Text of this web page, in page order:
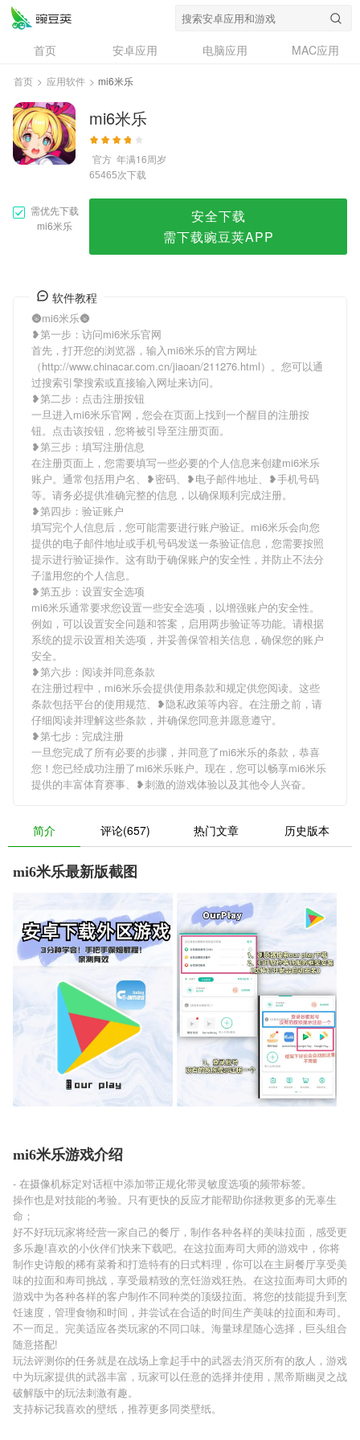
首页 安卓应用 电脑应用
MAC应用
资讯
专题
问答
首页 > 应用软件 > mi6米乐
mi6米乐
官方 年满16周岁
65465次下载
需优先下载
mi6米乐
安全下载
需下载豌豆荚APP
软件教程
🌚mi6米乐🌚
❥第一步：访问mi6米乐官网
首先，打开您的浏览器，输入mi6米乐的官方网址
（http://www.chinacar.com.cn/jiaoan/211276.html）。您可以通
过搜索引擎搜索或直接输入网址来访问。
❥第二步：点击注册按钮
一旦进入mi6米乐官网，您会在页面上找到一个醒目的注册按
钮。点击该按钮，您将被引导至注册页面。
❥第三步：填写注册信息
在注册页面上，您需要填写一些必要的个人信息来创建mi6米乐
账户。通常包括用户名、❥密码、❥电子邮件地址、❥手机号码
等。请务必提供准确完整的信息，以确保顺利完成注册。
❥第四步：验证账户
填写完个人信息后，您可能需要进行账户验证。mi6米乐会向您
提供的电子邮件地址或手机号码发送一条验证信息，您需要按照
提示进行验证操作。这有助于确保账户的安全性，并防止不法分
子滥用您的个人信息。
❥第五步：设置安全选项
mi6米乐通常要求您设置一些安全选项，以增强账户的安全性。
例如，可以设置安全问题和答案，启用两步验证等功能。请根据
系统的提示设置相关选项，并妥善保管相关信息，确保您的账户
安全。
❥第六步：阅读并同意条款
在注册过程中，mi6米乐会提供使用条款和规定供您阅读。这些
条款包括平台的使用规范、❥隐私政策等内容。在注册之前，请
仔细阅读并理解这些条款，并确保您同意并愿意遵守。
❥第七步：完成注册
一旦您完成了所有必要的步骤，并同意了mi6米乐的条款，恭喜
您！您已经成功注册了mi6米乐账户。现在，您可以畅享mi6米乐
提供的丰富体育赛事、❥刺激的游戏体验以及其他令人兴奋。
简介 评论(657) 热门文章 历史版本
mi6米乐最新版截图
mi6米乐游戏介绍
- 在摄像机标定对话框中添加带正规化带灵敏度选项的频带标签。
操作也是对技能的考验。只有更快的反应才能帮助你拯救更多的无辜生
命；
好不好玩玩家将经营一家自己的餐厅，制作各种各样的美味拉面，感受更
多乐趣!喜欢的小伙伴们快来下载吧。在这拉面寿司大师的游戏中，你将
制作史诗般的稀有菜肴和打造特有的日式料理，你可以在主厨餐厅享受美
味的拉面和寿司挑战，享受最精致的烹饪游戏狂热。在这拉面寿司大师的
游戏中为各种各样的客户制作不同种类的顶级拉面。将您的技能提升到烹
饪速度，管理食物和时间，并尝试在合适的时间生产美味的拉面和寿司。
不一而足。完美适应各类玩家的不同口味。海量球星随心选择，巨头组合
随意搭配!
玩法评测你的任务就是在战场上拿起手中的武器去消灭所有的敌人，游戏
中为玩家提供的武器丰富，玩家可以任意的选择并使用，黑帝斯幽灵之战
破解版中的玩法刺激有趣。
支持标记我喜欢的壁纸，推荐更多同类壁纸。